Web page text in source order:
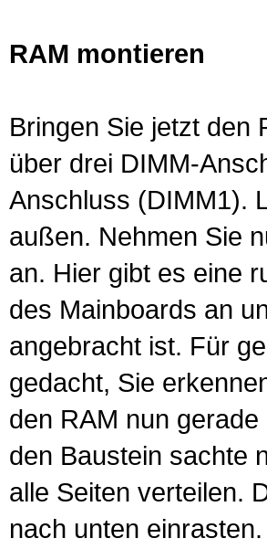
RAM montieren
Bringen Sie jetzt den
über drei DIMM-
Anschluss (DIMM1).
außen. Nehmen Sie
an. Hier gibt es eine
des Mainboards an
angebracht ist. Für
gedacht, Sie
den RAM nun
den Baustein sachte
alle Seiten verteilen.
nach unten einrasten.